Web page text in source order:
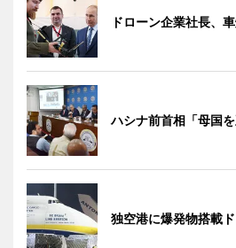
ドローン企業社長、
ハシナ前首相「母国を
独空港に爆発物搭載